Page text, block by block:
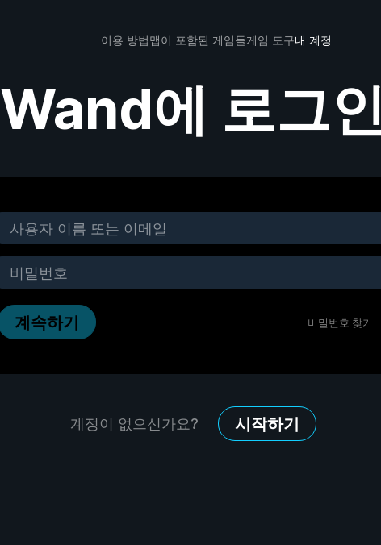
이용 방법맵이 포함된 게임들게임 도구내 계정
Wand에 로그인
계속하기 비밀번호 찾기
계정이 없으신가요? 시작하기